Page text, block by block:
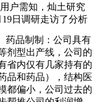
户需知，灿土研究
日调研走访了分析
药品制制：公司具有
剂型出产线，公司的
省内仅有几家持有的
品和药品），结构医
都偏小，公司过去的